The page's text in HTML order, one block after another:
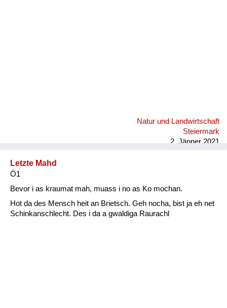
Natur und Landwirtschaft
Steiermark
2. Jänner 2021
Letzte Mahd
Ö1
Bevor i as kraumat mah, muass i no as Ko mochan.
Hot da des Mensch heit an Brietsch. Geh nocha, bist ja eh net
Schinkanschlecht. Des i da a gwaldiga Raurachl